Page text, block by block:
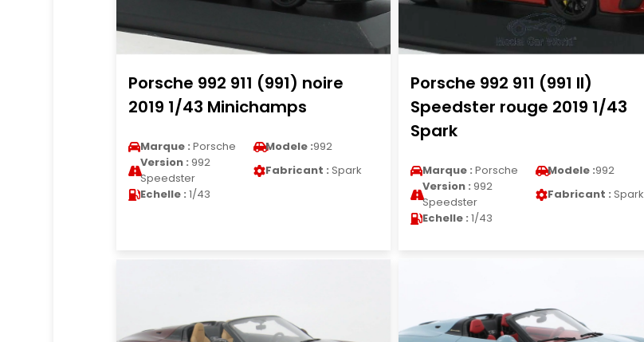
Porsche 992 911 (991) noire
2019 1/43 Minichamps
Marque : Porsche Modele :992
Version : 992
Speedster
Fabricant : Spark
Echelle : 1/43
Porsche 992 911 (991 II)
Speedster rouge 2019 1/43
Spark
Marque : Porsche Modele :992
Version : 992
Speedster
Fabricant : Spark
Echelle : 1/43